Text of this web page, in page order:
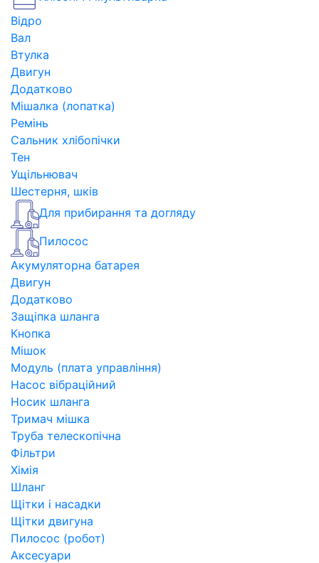
Відро
Вал
Втулка
Двигун
Додатково
Мішалка (лопатка)
Ремінь
Сальник хлібопічки
Тен
Ущільнювач
Шестерня, шків
Для прибирання та догляду
Пилосос
Акумуляторна батарея
Двигун
Додатково
Защіпка шланга
Кнопка
Мішок
Модуль (плата управління)
Насос вібраційний
Носик шланга
Тримач мішка
Труба телескопічна
Фільтри
Хімія
Шланг
Щітки і насадки
Щітки двигуна
Пилосос (робот)
Аксесуари